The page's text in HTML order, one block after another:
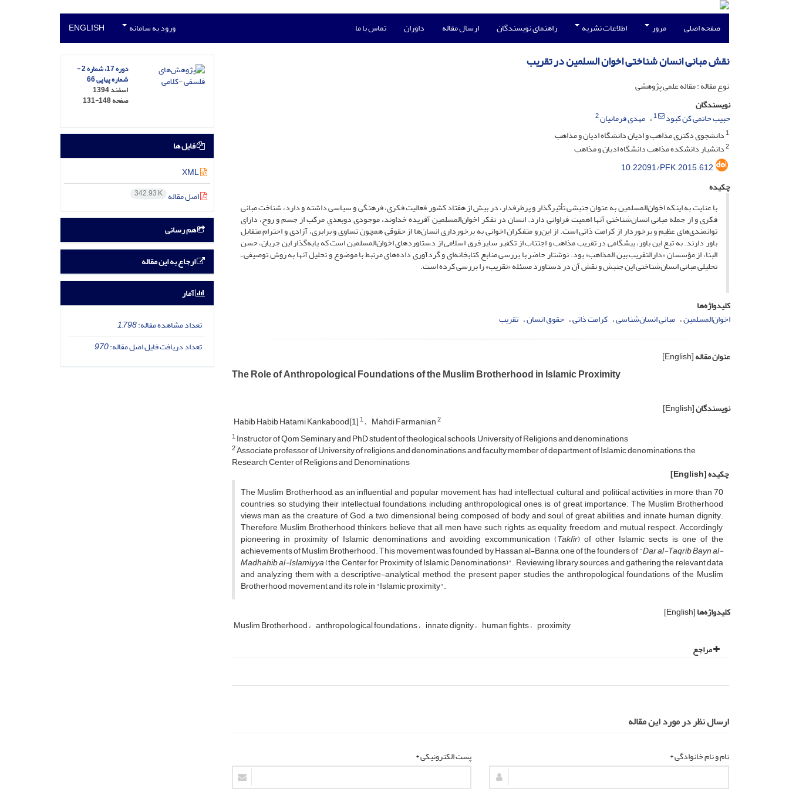
صفحه اصلی مرور اطلاعات نشریه راهنمای نویسندگان ارسال مقاله داوران تماس با ما ورود به سامانه ENGLISH
نقش مبانی انسان شناختی اخوان السلمین در تقریب
نوع مقاله : مقاله علمی پژوهشی
نویسندگان
حبیب حاتمی کن کبود
1 مهدی فرمانیان2
1دانشجوی دکتری مذاهب و ادیان دانشگاه ادیان و مذاهب
2دانشیار دانشکده مذاهب دانشگاه ادیان و مذاهب
10.22091/PFK.2015.612
چکیده
با عنایت به اینکه اخوان‌المسلمین به عنوان جنبشی تأثیرگذار و پرطرفدار، در بیش از هفتاد کشور فعالیت فکری، فرهنگی و سیاسی داشته و دارد، شناخت مبانی
فکری و از جمله مبانی انسان‌شناختی آنها اهمیت فراوانی دارد. انسان در تفکر اخوان‌المسلمین آفریده خداوند، موجودی دوبعدیِ مرکب از جسم و روح، دارای
توانمندی‌های عظیم و برخوردار از کرامت ذاتی است. از این‌رو متفکران اخوانی به برخورداری انسان‌ها از حقوقی همچون تساوی و برابری، آزادی و احترام متقابل
باور دارند. به تبع این باور، پیشگامی در تقریب مذاهب و اجتناب از تکفیر سایر فرق اسلامی از دستاوردهای اخوان‌المسلمین است که پایه‌گذار این جریان، حسن
البنا، از مؤسسان «دارالتقریب بین المذاهب» بود. نوشتار حاضر با بررسی منابع کتابخانه‌ای و گردآوری داده‌های مرتبط با موضوع و تحلیل آنها به روش توصیفی ‌ـ
‌تحلیلی مبانی انسان‌شناختی این جنبش و نقش آن در دستاورد مسئله «تقریب» را بررسی کرده است.
کلیدواژه‌ها
اخوان‌المسلمین مبانی انسان‌شناسی کرامت ذاتی حقوق انسان تقریب
عنوان مقاله[English]
The Role of Anthropological Foundations of the Muslim Brotherhood in Islamic Proximity
نویسندگان[English]
Habib Habib Hatami Kankabood[1]1 Mahdi Farmanian2
1Instructor of Qom Seminary and PhD student of theological schools, University of Religions and denominations
2Associate professor of University of religions and denominations and faculty member of department of Islamic denominations, the
Research Center of Religions and Denominations
چکیده[English]
The Muslim Brotherhood, as an influential and popular movement, has had intellectual, cultural, and political activities in more than 70
countries, so studying their intellectual foundations, including anthropological ones, is of great importance. The Muslim Brotherhood
views man as the creature of God, a two dimensional being composed of body and soul, of great abilities and innate human dignity.
Therefore, Muslim Brotherhood thinkers believe that all men have such rights as equality, freedom, and mutual respect. Accordingly,
pioneering in proximity of Islamic denominations and avoiding excommunication (Takfir) of other Islamic sects is one of the
achievements of Muslim Brotherhood. This movement was founded by Hassan al-Banna, one of the founders of “Dar al-Taqrib Bayn al-
Madhahib al-Islamiyya(the Center for Proximity of Islamic Denominations)". Reviewing library sources and gathering the relevant data
and analyzing them with a descriptive-analytical method, the present paper studies the anthropological foundations of the Muslim
Brotherhood movement and its role in "Islamic proximity".
کلیدواژه‌ها[English]
Muslim Brotherhood anthropological foundations innate dignity human fights proximity
مراجع
ارسال نظر در مورد این مقاله
نام و نام خانوادگی * پست الکترونیکی *
دوره 17، شماره 2 -
شماره پیاپی 66
اسفند 1394
صفحه131-148
فایل ها
XML
اصل مقاله 342.93 K
هم رسانی
ارجاع به این مقاله
آمار
تعداد مشاهده مقاله:1,798
تعداد دریافت فایل اصل مقاله:970